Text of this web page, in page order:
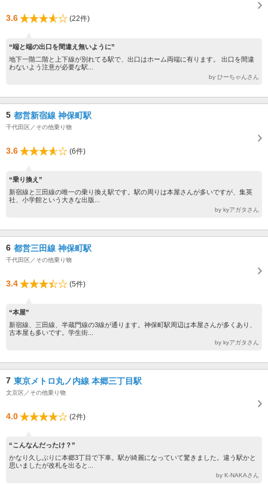
3.6 (22件)
“端と端の出口を間違え無いように”
地下一階二階と上下線が別れてる駅で、出口はホーム両端に有ります。 出口を間違
わないよう注意が必要な駅...
by ひーちゃんさん
5 都営新宿線 神保町駅
千代田区／その他乗り物
3.6 (6件)
“乗り換え”
新宿線と三田線の唯一の乗り換え駅です。駅の周りは本屋さんが多いですが、集英
社、小学館という大きな出版...
by kyアガタさん
6 都営三田線 神保町駅
千代田区／その他乗り物
3.4 (5件)
“本屋”
新宿線、三田線、半蔵門線の3線が通ります。神保町駅周辺は本屋さんが多くあり、
古本屋も多いです。学生街...
by kyアガタさん
7 東京メトロ丸ノ内線 本郷三丁目駅
文京区／その他乗り物
4.0 (2件)
“こんなんだったけ？”
かなり久しぶりに本郷3丁目で下車。駅が綺麗になっていて驚きました。違う駅かと
思いましたが改札を出ると...
by K-NAKAさん